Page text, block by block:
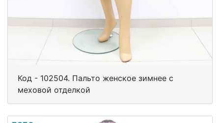
Код - 102504. Пальто женское зимнее с
меховой отделкой